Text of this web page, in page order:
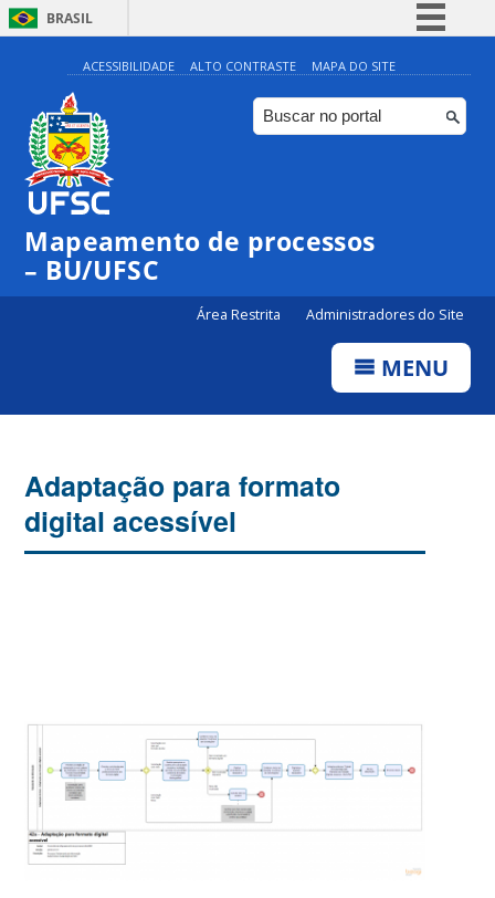
BRASIL
Simplifique!
Comunica BR
Participe
Canais
ACESSIBILIDADE ALTO CONTRASTE MAPA DO SITE
Mapeamento de processos
– BU/UFSC
Área Restrita Administradores do Site
MENU
Adaptação para formato
digital acessível